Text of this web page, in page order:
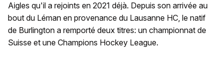
Aigles qu'il a rejoints en 2021 déjà. Depuis son arrivée au
bout du Léman en provenance du Lausanne HC, le natif
de Burlington a remporté deux titres: un championnat de
Suisse et une Champions Hockey League.